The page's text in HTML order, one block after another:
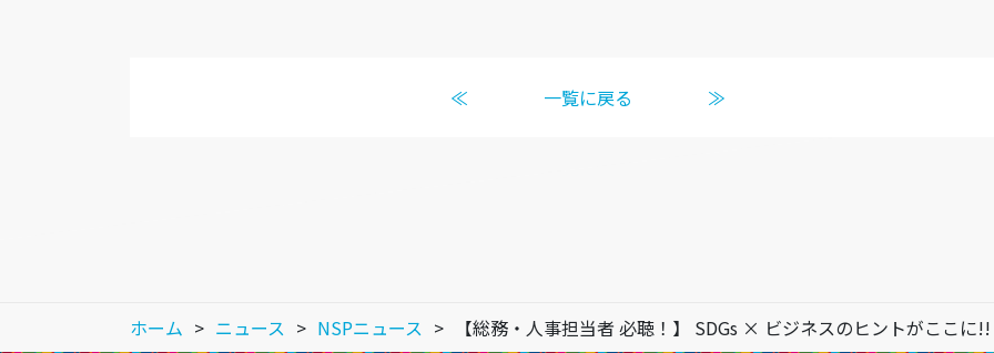
≪ 一覧に戻る ≫
ホーム ニュース NSPニュース 【総務・人事担当者 必聴！】 SDGs × ビジネスのヒントがここに!!